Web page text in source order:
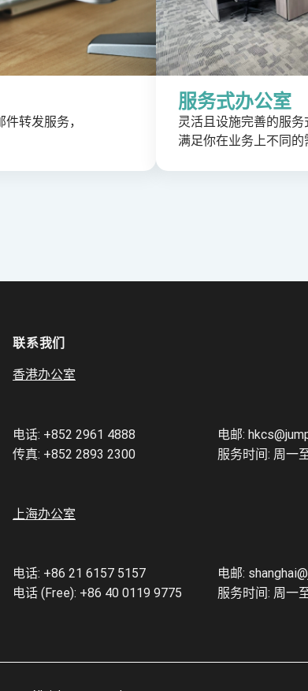
转发服务，
服务式办公室
灵活且设施完善的服务
满足你在业务上不同的
联系我们
香港办公室
电话: +852 2961 4888
传真: +852 2893 2300
电邮:
服务时间: 周一
上海办公室
电话: +86 21 6157 5157
电话 (Free): +86 40 0119 9775
电邮:
服务时间: 周一